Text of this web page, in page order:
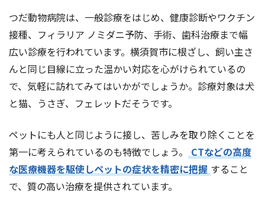
つだ動物病院は、一般診療をはじめ、健康診断やワクチン
接種、フィラリア ノミダニ予防、手術、歯科治療まで幅
広い診療を行われています。横須賀市に根ざし、飼い主さ
んと同じ目線に立った温かい対応を心がけられているの
で、気軽に訪れてみてはいかがでしょうか。診療対象は犬
と猫、うさぎ、フェレットだそうです。
ペットにも人と同じように接し、苦しみを取り除くことを
第一に考えられているのも特徴でしょう。
CTなどの高度
な医療機器を駆使しペットの症状を精密に把握 すること
で、質の高い治療を提供されています。